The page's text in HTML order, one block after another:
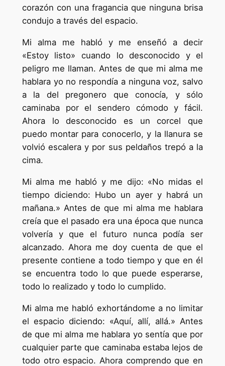
corazón con una fragancia que ninguna brisa
condujo a través del espacio.
Mi alma me habló y me enseñó a decir
«Estoy listo» cuando lo desconocido y el
peligro me llaman. Antes de que mi alma me
hablara yo no respondía a ninguna voz, salvo
a la del pregonero que conocía, y sólo
caminaba por el sendero cómodo y fácil.
Ahora lo desconocido es un corcel que
puedo montar para conocerlo, y la llanura se
volvió escalera y por sus peldaños trepó a la
cima.
Mi alma me habló y me dijo: «No midas el
tiempo diciendo: Hubo un ayer y habrá un
mañana.» Antes de que mi alma me hablara
creía que el pasado era una época que nunca
volvería y que el futuro nunca podía ser
alcanzado. Ahora me doy cuenta de que el
presente contiene a todo tiempo y que en él
se encuentra todo lo que puede esperarse,
todo lo realizado y todo lo cumplido.
Mi alma me habló exhortándome a no limitar
el espacio diciendo: «Aquí, allí, allá.» Antes
de que mi alma me hablara yo sentía que por
cualquier parte que caminaba estaba lejos de
todo otro espacio. Ahora comprendo que en